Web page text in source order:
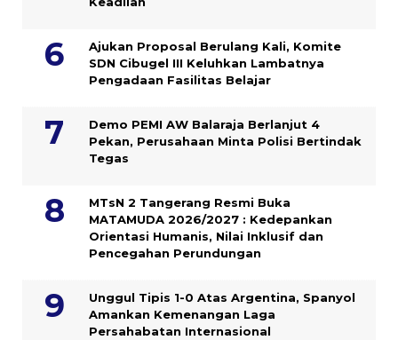
Ajukan Proposal Berulang Kali, Komite
SDN Cibugel III Keluhkan Lambatnya
Pengadaan Fasilitas Belajar
Demo PEMI AW Balaraja Berlanjut 4
Pekan, Perusahaan Minta Polisi Bertindak
Tegas
MTsN 2 Tangerang Resmi Buka
MATAMUDA 2026/2027 : Kedepankan
Orientasi Humanis, Nilai Inklusif dan
Pencegahan Perundungan
Unggul Tipis 1-0 Atas Argentina, Spanyol
Amankan Kemenangan Laga
Persahabatan Internasional